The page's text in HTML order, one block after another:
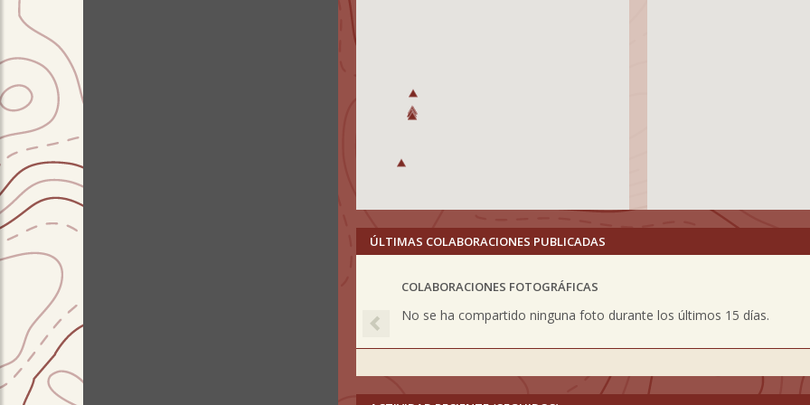
ÚLTIMAS COLABORACIONES PUBLICADAS
COLABORACIONES FOTOGRÁFICAS
No se ha compartido ninguna foto durante los últimos 15 días.
Previous